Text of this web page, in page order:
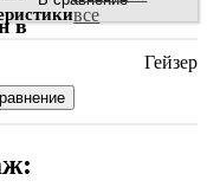
все
Гейзер
в